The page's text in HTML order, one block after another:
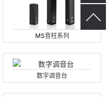
MS音柱系列
数字调音台